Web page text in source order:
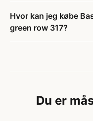
Hvor kan jeg købe
green row 317?
Du er